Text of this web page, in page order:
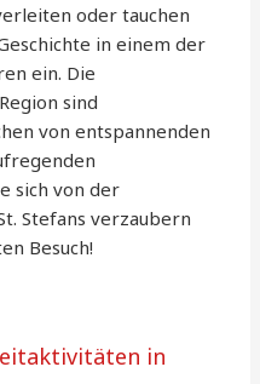
oder tauchen
in einem der
ein. Die
sind
von entspannenden
sich von der
Stefans verzaubern
Besuch!
in